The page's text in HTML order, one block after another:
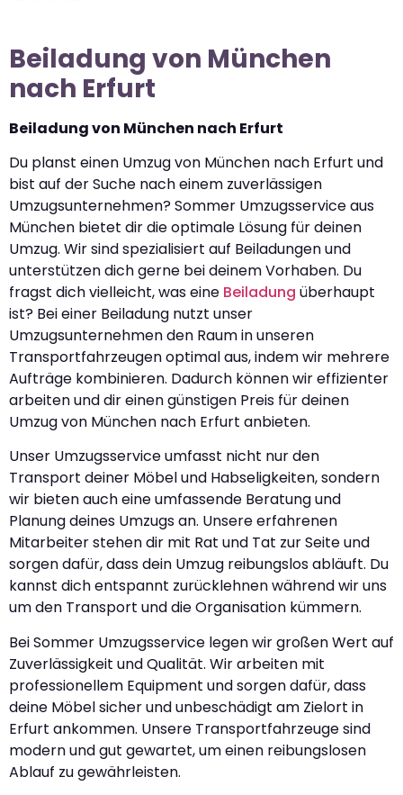
Beiladung von München
nach Erfurt
Beiladung von München nach Erfurt
Du planst einen Umzug von München nach Erfurt und
bist auf der Suche nach einem zuverlässigen
Umzugsunternehmen? Sommer Umzugsservice aus
München bietet dir die optimale Lösung für deinen
Umzug. Wir sind spezialisiert auf Beiladungen und
unterstützen dich gerne bei deinem Vorhaben. Du
fragst dich vielleicht, was eine Beiladung überhaupt
ist? Bei einer Beiladung nutzt unser
Umzugsunternehmen den Raum in unseren
Transportfahrzeugen optimal aus, indem wir mehrere
Aufträge kombinieren. Dadurch können wir effizienter
arbeiten und dir einen günstigen Preis für deinen
Umzug von München nach Erfurt anbieten.
Unser Umzugsservice umfasst nicht nur den
Transport deiner Möbel und Habseligkeiten, sondern
wir bieten auch eine umfassende Beratung und
Planung deines Umzugs an. Unsere erfahrenen
Mitarbeiter stehen dir mit Rat und Tat zur Seite und
sorgen dafür, dass dein Umzug reibungslos abläuft. Du
kannst dich entspannt zurücklehnen während wir uns
um den Transport und die Organisation kümmern.
Bei Sommer Umzugsservice legen wir großen Wert auf
Zuverlässigkeit und Qualität. Wir arbeiten mit
professionellem Equipment und sorgen dafür, dass
deine Möbel sicher und unbeschädigt am Zielort in
Erfurt ankommen. Unsere Transportfahrzeuge sind
modern und gut gewartet, um einen reibungslosen
Ablauf zu gewährleisten.